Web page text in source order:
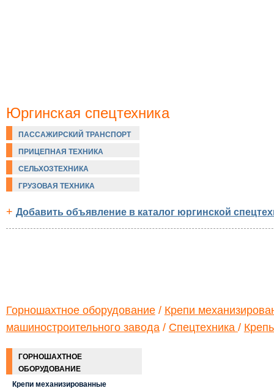
Юргинская спецтехника
ПАССАЖИРСКИЙ ТРАНСПОРТ
ПРИЦЕПНАЯ ТЕХНИКА
СЕЛЬХОЗТЕХНИКА
ГРУЗОВАЯ ТЕХНИКА
+ Добавить объявление в каталог юргинской
Горношахтное оборудование/ Крепи
машиностроительного завода/ Спецтехника /
ГОРНОШАХТНОЕ
ОБОРУДОВАНИЕ
Крепи механизированные